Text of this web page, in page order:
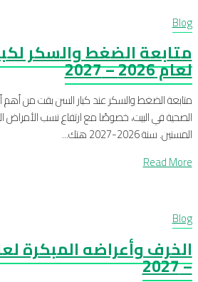
Blog
متابعة الضغط والسكر
لعام 2026 – 2027
متابعة الضغط والسكر عند كبار السن بقت من أهم
الصحية في البيت، خصوصًا مع ارتفاع نسب الأمراض
المسنين. سنة 2026-2027 هتك...
Read More
Blog
– 2027